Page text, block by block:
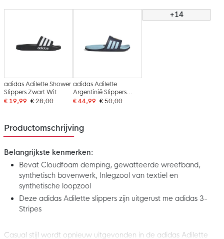
adidas Adilette Shower
Slippers Zwart Wit
€ 19,99 € 28,00
adidas Adilette
Argentinië Slippers
Lichtblauw
€ 44,99 € 50,00
+14
Productomschrijving
Belangrijkste kenmerken:
Bevat Cloudfoam demping, gewatteerde wreefband,
synthetisch bovenwerk, Inlegzool van textiel en
synthetische loopzool
Deze adidas Adilette slippers zijn uitgerust me adidas 3-
Stripes
Casual stijl wordt opnieuw uitgevonden in de adidas Adilette